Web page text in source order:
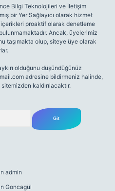
Bilgi Teknolojileri ve İletişim
bir Yer Sağlayıcı olarak hizmet
proaktif olarak denetleme
Ancak, üyelerimiz
taşımakta olup, siteye üye olarak
olduğunu düşündüğünüz
adresine bildirmeniz halinde,
kaldırılacaktır.
admin
Goncagül